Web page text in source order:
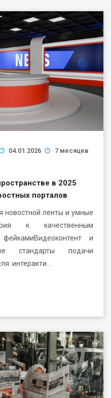
04.01.2026
7 месяцев
в 2025
порталов
новостной ленты и умные
к качественным
и
стандарты подачи
интеракти…